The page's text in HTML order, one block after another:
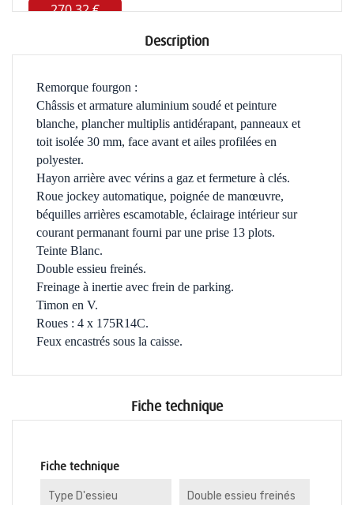
Description
Remorque fourgon :
Châssis et armature aluminium soudé et peinture
blanche, plancher multiplis antidérapant, panneaux et
toit isolée 30 mm, face avant et ailes profilées en
polyester.
Hayon arrière avec vérins a gaz et fermeture à clés.
Roue jockey automatique, poignée de manœuvre,
béquilles arrières escamotable, éclairage intérieur sur
courant permanant fourni par une prise 13 plots.
Teinte Blanc.
Double essieu freinés.
Freinage à inertie avec frein de parking.
Timon en V.
Roues : 4 x 175R14C.
Feux encastrés sous la caisse.
Fiche technique
Fiche technique
Type D'essieu Double essieu freinés